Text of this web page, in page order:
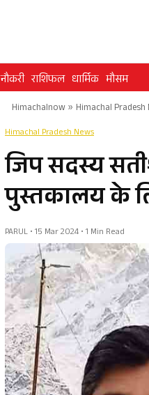
नौकरी राशिफल धार्मिक मौसम
Himachalnow» Himachal Pradesh
Himachal Pradesh News
जिप सदस्य
पुस्तकालय के
PARUL • 15 Mar 2024 • 1 Min Read